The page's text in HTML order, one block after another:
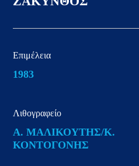
Επιμέλεια
1983
Λιθογραφείο
Α. ΜΑΛΙΚΟΥΤΗΣ/Κ.
ΚΟΝΤΟΓΟΝΗΣ